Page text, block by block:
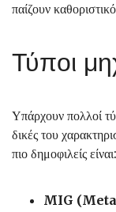
παίζουν
Τύποι
Υπάρχουν πολλοί
δικές του
πιο δημοφιλείς είναι:
MIG